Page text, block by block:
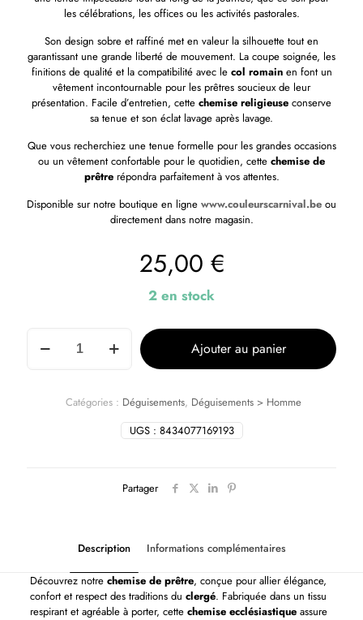
les célébrations, les offices ou les activités pastorales.
Son design sobre et raffiné met en valeur la silhouette tout en
garantissant une grande liberté de mouvement. La coupe soignée, les
finitions de qualité et la compatibilité avec le col romainen font un
vêtement incontournable pour les prêtres soucieux de leur
présentation. Facile d’entretien, cette chemise religieuse conserve
sa tenue et son éclat lavage après lavage.
Que vous recherchiez une tenue formelle pour les grandes occasions
ou un vêtement confortable pour le quotidien, cette chemise de
prêtrerépondra parfaitement à vos attentes.
Disponible sur notre boutique en ligne www.couleurscarnival.be ou
directement dans notre magasin.
25,00 €
2 en stock
Ajouter au panier
UGS : 8434077169193
Catégories : Déguisements, Déguisements > Homme
Partager
Description Informations complémentaires
Découvrez notre chemise de prêtre, conçue pour allier élégance,
confort et respect des traditions du clergé. Fabriquée dans un tissu
respirant et agréable à porter, cette chemise ecclésiastiqueassure